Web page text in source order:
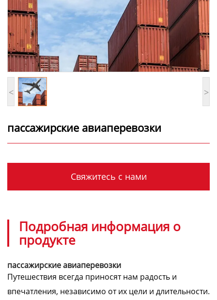
< >
пассажирские авиаперевозки
Свяжитесь с нами
Подробная информация о
продукте
пассажирские авиаперевозки
Путешествия всегда приносят нам радость и
впечатления, независимо от их цели и длительности.